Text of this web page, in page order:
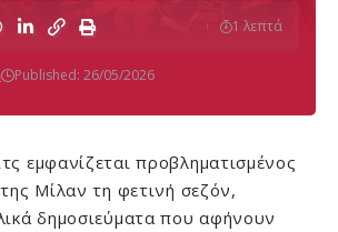
Published: 26/05/2026
1 λεπτά
εμφανίζεται προβληματισμένος
Μίλαν τη φετινή σεζόν,
δημοσιεύματα που αφήνουν